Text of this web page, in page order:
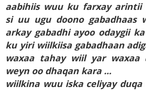
aabihiis wuu ku farxay arintii
si uu ugu doono gabadhaas
arkay gabadhi ayoo odaygii
ku yiri wiilkiisa gabadhaan
waxaa tahay wiil yar
weyn oo dhaqan kara ...
wiilkina wuu iska celiyay duqa